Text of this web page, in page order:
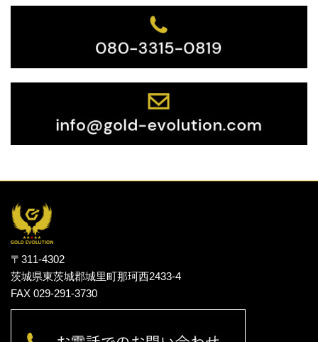
〒311-4302
茨城県東茨城郡城里町那珂西2433-4
FAX 029-291-3730